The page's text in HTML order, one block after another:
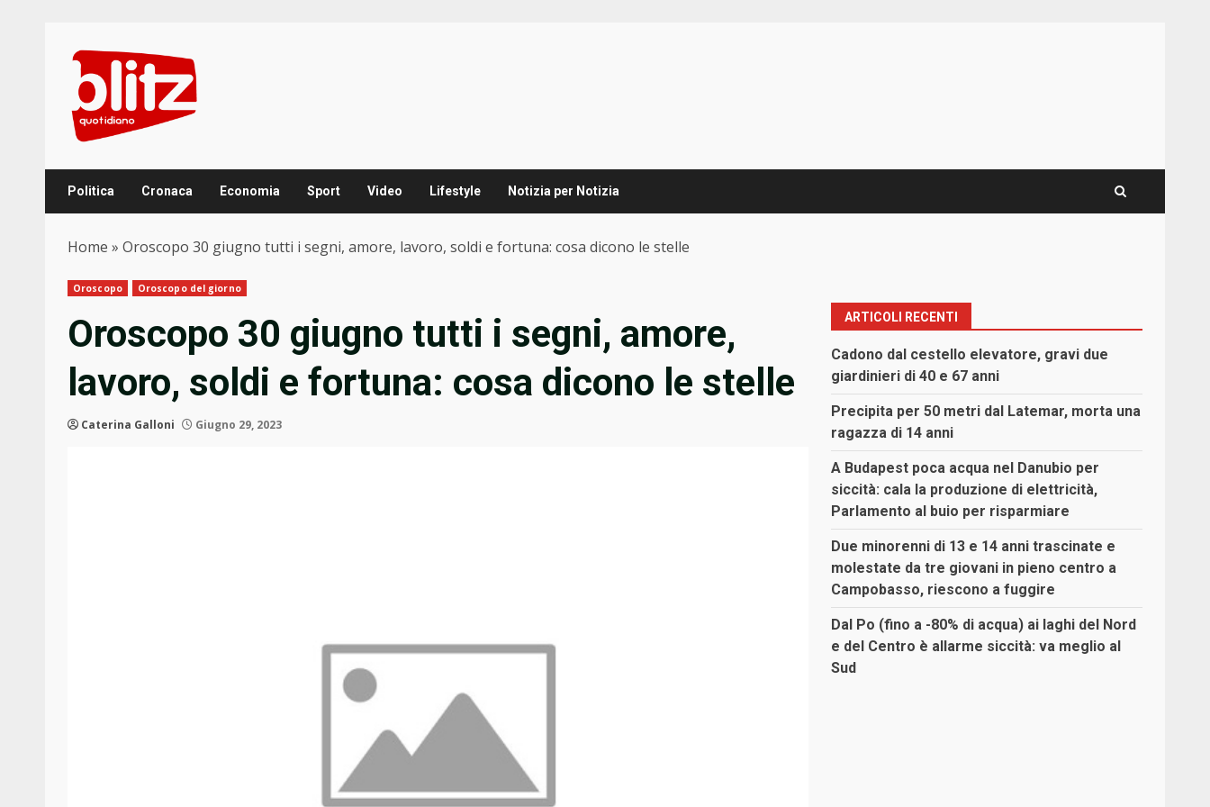
content
Politica Cronaca Economia Sport Video Lifestyle Notizia per Notizia
Home » Oroscopo 30 giugno tutti i segni, amore, lavoro, soldi e fortuna: cosa dicono le stelle
Oroscopo Oroscopo del giorno
Oroscopo 30 giugno tutti i segni, amore,
lavoro, soldi e fortuna: cosa dicono le stelle
Caterina Galloni Giugno 29, 2023
ARTICOLI RECENTI
Cadono dal cestello elevatore, gravi due
giardinieri di 40 e 67 anni
Precipita per 50 metri dal Latemar, morta una
ragazza di 14 anni
A Budapest poca acqua nel Danubio per
siccità: cala la produzione di elettricità,
Parlamento al buio per risparmiare
Due minorenni di 13 e 14 anni trascinate e
molestate da tre giovani in pieno centro a
Campobasso, riescono a fuggire
Dal Po (fino a -80% di acqua) ai laghi del Nord
e del Centro è allarme siccità: va meglio al
Sud